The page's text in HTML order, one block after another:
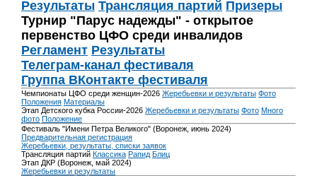
Результаты Трансляция партий Призеры
Турнир "Парус надежды" - открытое
первенство ЦФО среди инвалидов
Регламент Результаты
Телеграм-канал фестиваля
Группа ВКонтакте фестиваля
Чемпионаты ЦФО среди женщин-2026 Жеребьевки и результаты Фото
Положения Материалы
Этап Детского кубка России-2026 Жеребьевки и результаты Фото Много
фото Положение
Фестиваль "Имени Петра Великого" (Воронеж, июнь 2024)
Предварительная регистрация
Жеребьевки, результаты, списки заявок
Трансляция партий Классика Рапид Блиц
Этап ДКР (Воронеж, май 2024)
Жеребьевки и результаты